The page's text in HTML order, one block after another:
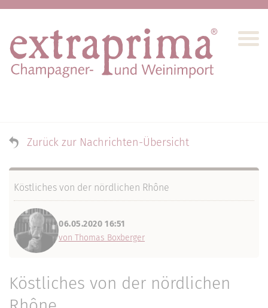
Zurück zur Nachrichten-Übersicht
Köstliches von der nördlichen Rhône
06.05.2020 16:51
von Thomas Boxberger
Köstliches von der nördlichen